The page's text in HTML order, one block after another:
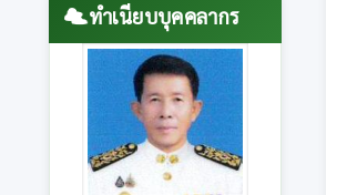
ทำเนียบบุคคลากร